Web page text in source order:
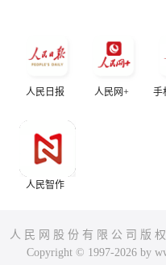
人民日报 人民网+ 手
人民智作
人 民 网 股 份 有 限 公 司 版
Copyright © 1997-2026 by